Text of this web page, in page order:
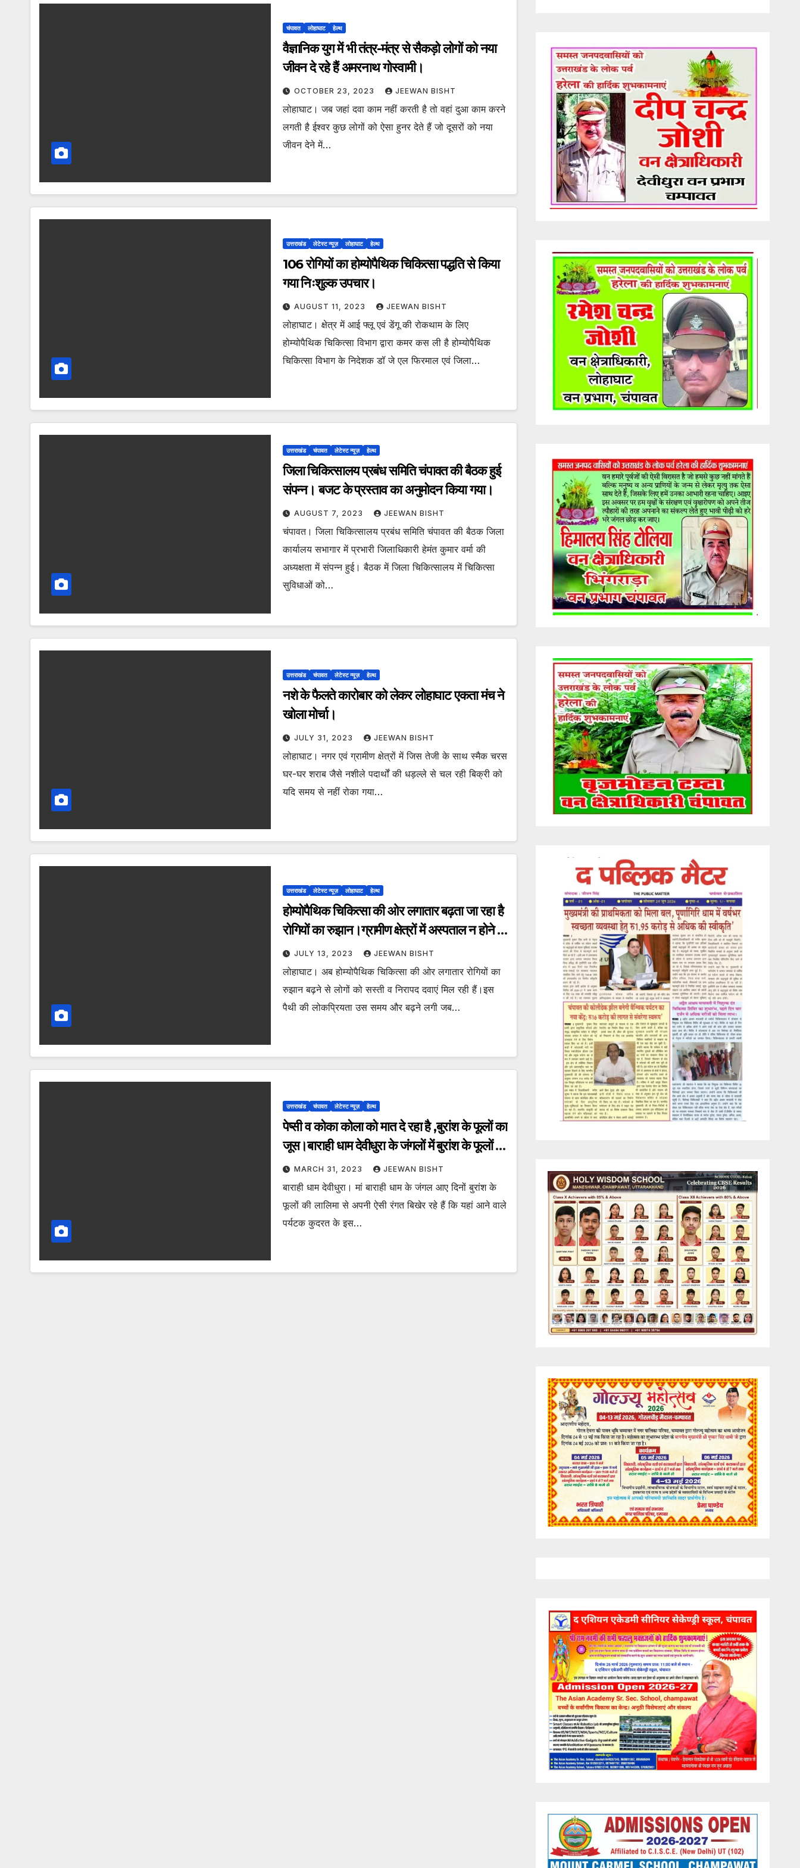
चंपावत लोहाघाट हेल्थ
वैज्ञानिक युग में भी तंत्र-मंत्र से सैकड़ो लोगों को नया
जीवन दे रहे हैं अमरनाथ गोस्वामी।
OCTOBER 23, 2023 JEEWAN BISHT
लोहाघाट। जब जहां दवा काम नहीं करती है तो वहां दुआ काम करने
लगती है ईश्वर कुछ लोगों को ऐसा हुनर देते हैं जो दूसरों को नया
जीवन देने में…
उत्तराखंड लेटेस्ट न्यूज़ लोहाघाट हेल्थ
106 रोगियों का होम्योपैथिक चिकित्सा पद्धति से किया
गया निःशुल्क उपचार।
AUGUST 11, 2023 JEEWAN BISHT
लोहाघाट। क्षेत्र में आई फ्लू एवं डेंगू की रोकथाम के लिए
होम्योपैथिक चिकित्सा विभाग द्वारा कमर कस ली है होम्योपैथिक
चिकित्सा विभाग के निदेशक डॉ जे एल फिरमाल एवं जिला…
उत्तराखंड चंपावत लेटेस्ट न्यूज़ हेल्थ
जिला चिकित्सालय प्रबंध समिति चंपावत की बैठक हुई
संपन्न। बजट के प्रस्ताव का अनुमोदन किया गया।
AUGUST 7, 2023 JEEWAN BISHT
चंपावत। जिला चिकित्सालय प्रबंध समिति चंपावत की बैठक जिला
कार्यालय सभागार में प्रभारी जिलाधिकारी हेमंत कुमार वर्मा की
अध्यक्षता में संपन्न हुई। बैठक में जिला चिकित्सालय में चिकित्सा
सुविधाओं को…
उत्तराखंड चंपावत लेटेस्ट न्यूज़ हेल्थ
नशे के फैलते कारोबार को लेकर लोहाघाट एकता मंच ने
खोला मोर्चा।
JULY 31, 2023 JEEWAN BISHT
लोहाघाट। नगर एवं ग्रामीण क्षेत्रों में जिस तेजी के साथ स्मैक चरस
घर-घर शराब जैसे नशीले पदार्थों की धड़ल्ले से चल रही बिक्री को
यदि समय से नहीं रोका गया…
उत्तराखंड लेटेस्ट न्यूज़ लोहाघाट हेल्थ
होम्योपैथिक चिकित्सा की ओर लगातार बढ़ता जा रहा है
रोगियों का रुझान।ग्रामीण क्षेत्रों में अस्पताल न होने से
लंबी दूरी तय कर आ रहे हैं रोगी।
JULY 13, 2023 JEEWAN BISHT
लोहाघाट। अब होम्योपैथिक चिकित्सा की ओर लगातार रोगियों का
रुझान बढ़ने से लोगों को सस्ती व निरापद दवाएं मिल रही हैं।इस
पैथी की लोकप्रियता उस समय और बढ़ने लगी जब…
उत्तराखंड चंपावत लेटेस्ट न्यूज़ हेल्थ
पेप्सी व कोका कोला को मात दे रहा है ,बुरांश के फूलों का
जूस।बाराही धाम देवीधुरा के जंगलों में बुरांश के फूलों की
आ रही है बहार।
MARCH 31, 2023 JEEWAN BISHT
बाराही धाम देवीधुरा। मां बाराही धाम के जंगल आए दिनों बुरांश के
फूलों की लालिमा से अपनी ऐसी रंगत बिखेर रहे हैं कि यहां आने वाले
पर्यटक कुदरत के इस…